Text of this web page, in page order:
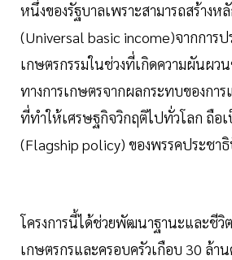
หนึ่งของรัฐบาลเพราะสามารถสร้างห
(Universal basic income)จากการ
เกษตรกรรมในช่วงที่เกิดความผันผว
ทางการเกษตรจากผลกระทบของกา
ที่ทำให้เศรษฐกิจวิกฤติไปทั่วโลก ถือเ
(Flagship policy) ของพรรคประชา
โครงการนี้ได้ช่วยพัฒนาฐานะและชีวิ
เกษตรกรและครอบครัวเกือบ 30 ล้า